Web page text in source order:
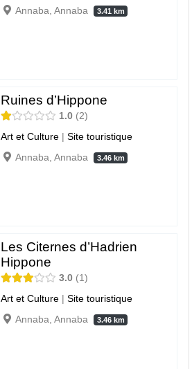
Annaba, Annaba
3.41 km
Ruines d’Hippone
1.0
2
Art et Culture |Site touristique
Annaba, Annaba
3.46 km
Les Citernes d’Hadrien
Hippone
3.0
1
Art et Culture |Site touristique
Annaba, Annaba
3.46 km